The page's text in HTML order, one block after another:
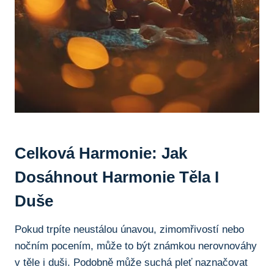
Celková Harmonie: Jak
Dosáhnout Harmonie Těla I
Duše
Pokud trpíte neustálou únavou, zimomřivostí nebo
nočním pocením, může to být známkou nerovnováhy
v těle i duši. Podobně může suchá pleť naznačovat